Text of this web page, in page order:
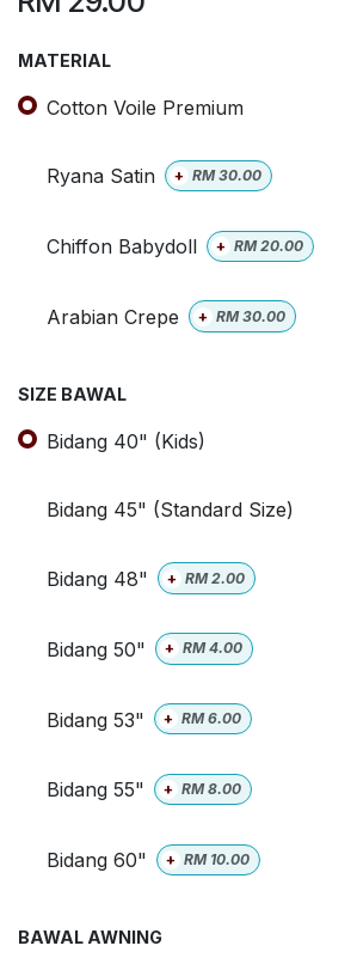
MATERIAL
Cotton Voile Premium
Ryana Satin + RM30.00
Chiffon Babydoll + RM20.00
Arabian Crepe + RM30.00
SIZE BAWAL
Bidang 40" (Kids)
Bidang 45" (Standard Size)
Bidang 48" + RM2.00
Bidang 50" + RM4.00
Bidang 53" + RM6.00
Bidang 55" + RM8.00
Bidang 60" + RM 10.00
BAWAL AWNING